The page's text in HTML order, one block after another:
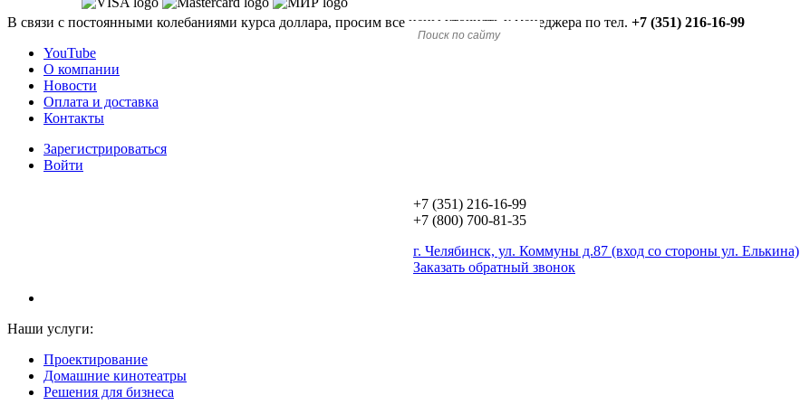
В связи с постоянными колебаниями курса доллара, просим все цены уточнять у менеджера по тел. +7 (351) 216-16-99
YouTube
О компании
Новости
Оплата и доставка
Контакты
Зарегистрироваться
Войти
+7 (351) 216-16-99
+7 (800) 700-81-35
г. Челябинск, ул. Коммуны д.87 (вход со стороны ул. Елькина)
Заказать обратный звонок
Наши услуги:
Проектирование
Домашние кинотеатры
Решения для бизнеса